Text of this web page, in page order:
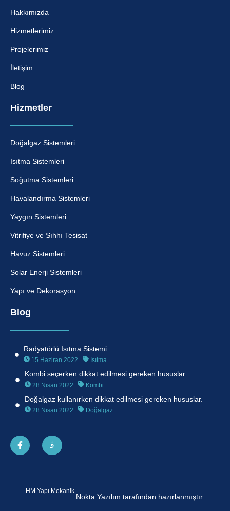
Hakkımızda
Hizmetlerimiz
Projelerimiz
İletişim
Blog
Hizmetler
Doğalgaz Sistemleri
Isıtma Sistemleri
Soğutma Sistemleri
Havalandırma Sistemleri
Yaygın Sistemleri
Vitrifiye ve Sıhhı Tesisat
Havuz Sistemleri
Solar Enerji Sistemleri
Yapı ve Dekorasyon
Blog
Radyatörlü Isıtma Sistemi
15 Haziran 2022 Isıtma
Kombi seçerken dikkat edilmesi gereken hususlar.
28 Nisan 2022 Kombi
Doğalgaz kullanırken dikkat edilmesi gereken hususlar.
28 Nisan 2022 Doğalgaz
HM Yapı Mekanik.
Nokta Yazılım tarafından hazırlanmıştır.